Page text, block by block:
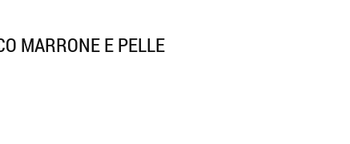
MARRONE E PELLE